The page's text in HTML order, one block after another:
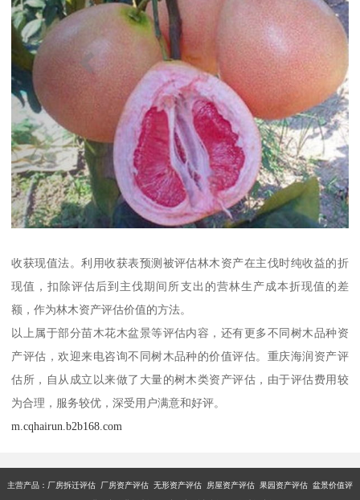
收获现值法。利用收获表预测被评估林木资产在主伐时纯收益的折
现值，扣除评估后到主伐期间所支出的营林生产成本折现值的差
额，作为林木资产评估价值的方法。
以上属于部分苗木花木盆景等评估内容，还有更多不同树木品种资
产评估，欢迎来电咨询不同树木品种的价值评估。重庆海润资产评
估所，自从成立以来做了大量的树木类资产评估，由于评估费用较
为合理，服务较优，深受用户满意和好评。
m.cqhairun.b2b168.com
主营产品：厂房拆迁评估 厂房资产评估 无形资产评估 房屋资产评估 果园资产评估 盆景价值评